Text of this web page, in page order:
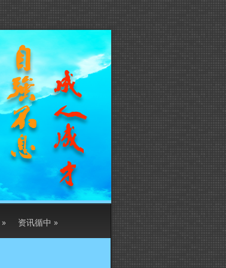
» 资讯循中 »